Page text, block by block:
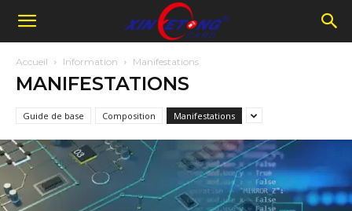
Accueil Information Manifestations
MANIFESTATIONS
Guide de base Composition Manifestations